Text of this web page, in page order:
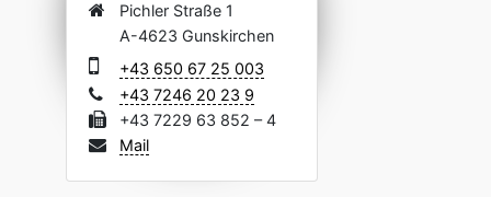
Pichler Straße 1
A-4623 Gunskirchen
+43 650 67 25 003
+43 7246 20 23 9
+43 7229 63 852 – 4
Mail